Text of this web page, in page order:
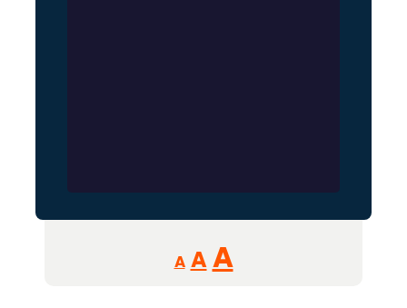
A
Reducir
tamaño
A Restablecer
tamaño
AAumentar